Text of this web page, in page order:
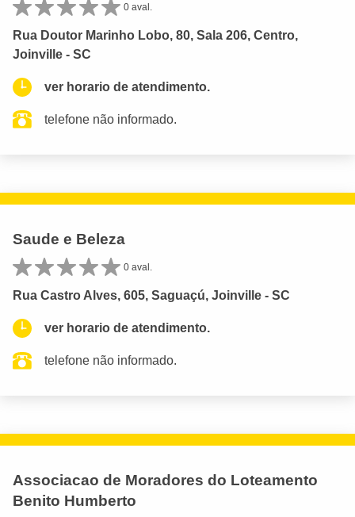
0 aval.
Rua Doutor Marinho Lobo, 80, Sala 206, Centro,
Joinville - SC
ver horario de atendimento.
telefone não informado.
Saude e Beleza
0 aval.
Rua Castro Alves, 605, Saguaçú, Joinville - SC
ver horario de atendimento.
telefone não informado.
Associacao de Moradores do Loteamento
Benito Humberto